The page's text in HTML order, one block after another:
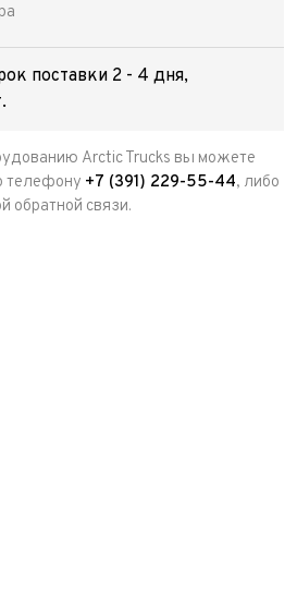
поставки 2 - 4 дня,
Arctic Trucks вы можете
телефону +7 (391) 229-55-44, либо
обратной связи.